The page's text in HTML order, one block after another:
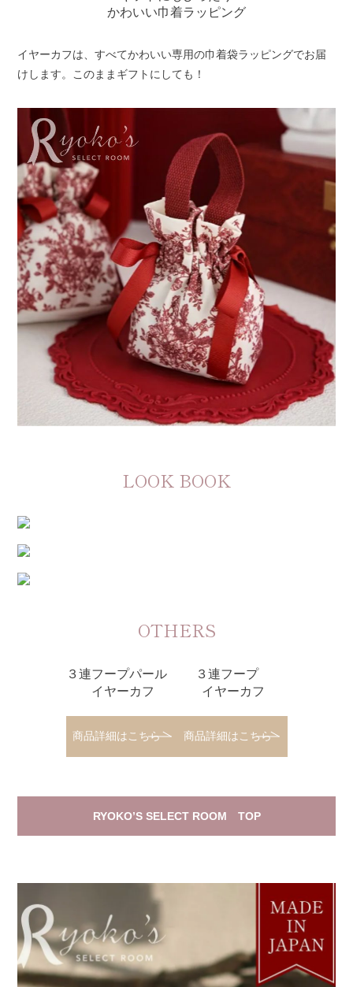
かわいい巾着ラッピング
イヤーカフは、すべてかわいい専用の巾着袋ラッピングでお届
けします。このままギフトにしても！
LOOK BOOK
OTHERS
３連フープパール
イヤーカフ
商品詳細はこちら
３連フープ
イヤーカフ
商品詳細はこちら
RYOKO’S SELECT ROOM TOP